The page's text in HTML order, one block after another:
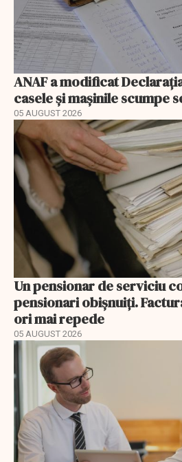
ANAF a modificat
casele și mașinile scumpe
05 AUGUST 2026
Un pensionar de serviciu
pensionari obișnuiți.
ori mai repede
05 AUGUST 2026